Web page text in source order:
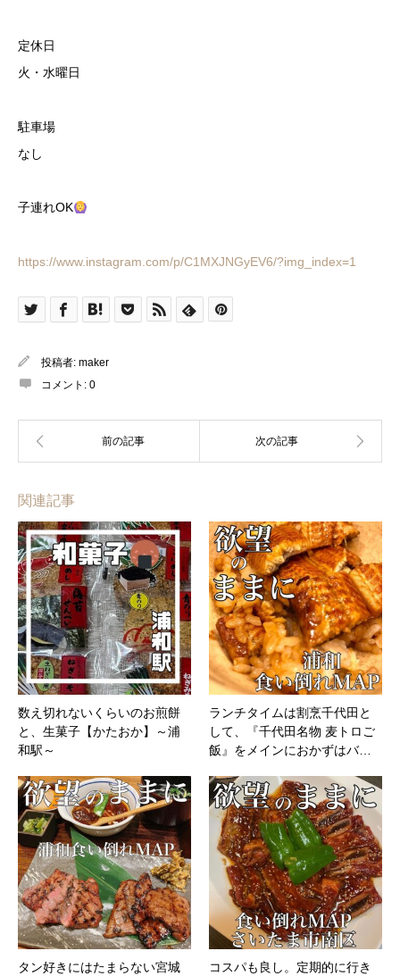
定休日
火・水曜日
駐車場
なし
子連れOK
https://www.instagram.com/p/C1MXJNGyEV6/?img_index=1
投稿者: maker
コメント: 0
関連記事
数え切れないくらいのお煎餅
と、生菓子【かたおか】～浦
和駅～
ランチタイムは割烹千代田と
して、『千代田名物 麦トロご
飯』をメインにおかずはバ…
タン好きにはたまらない宮城
コスパも良し。定期的に行き